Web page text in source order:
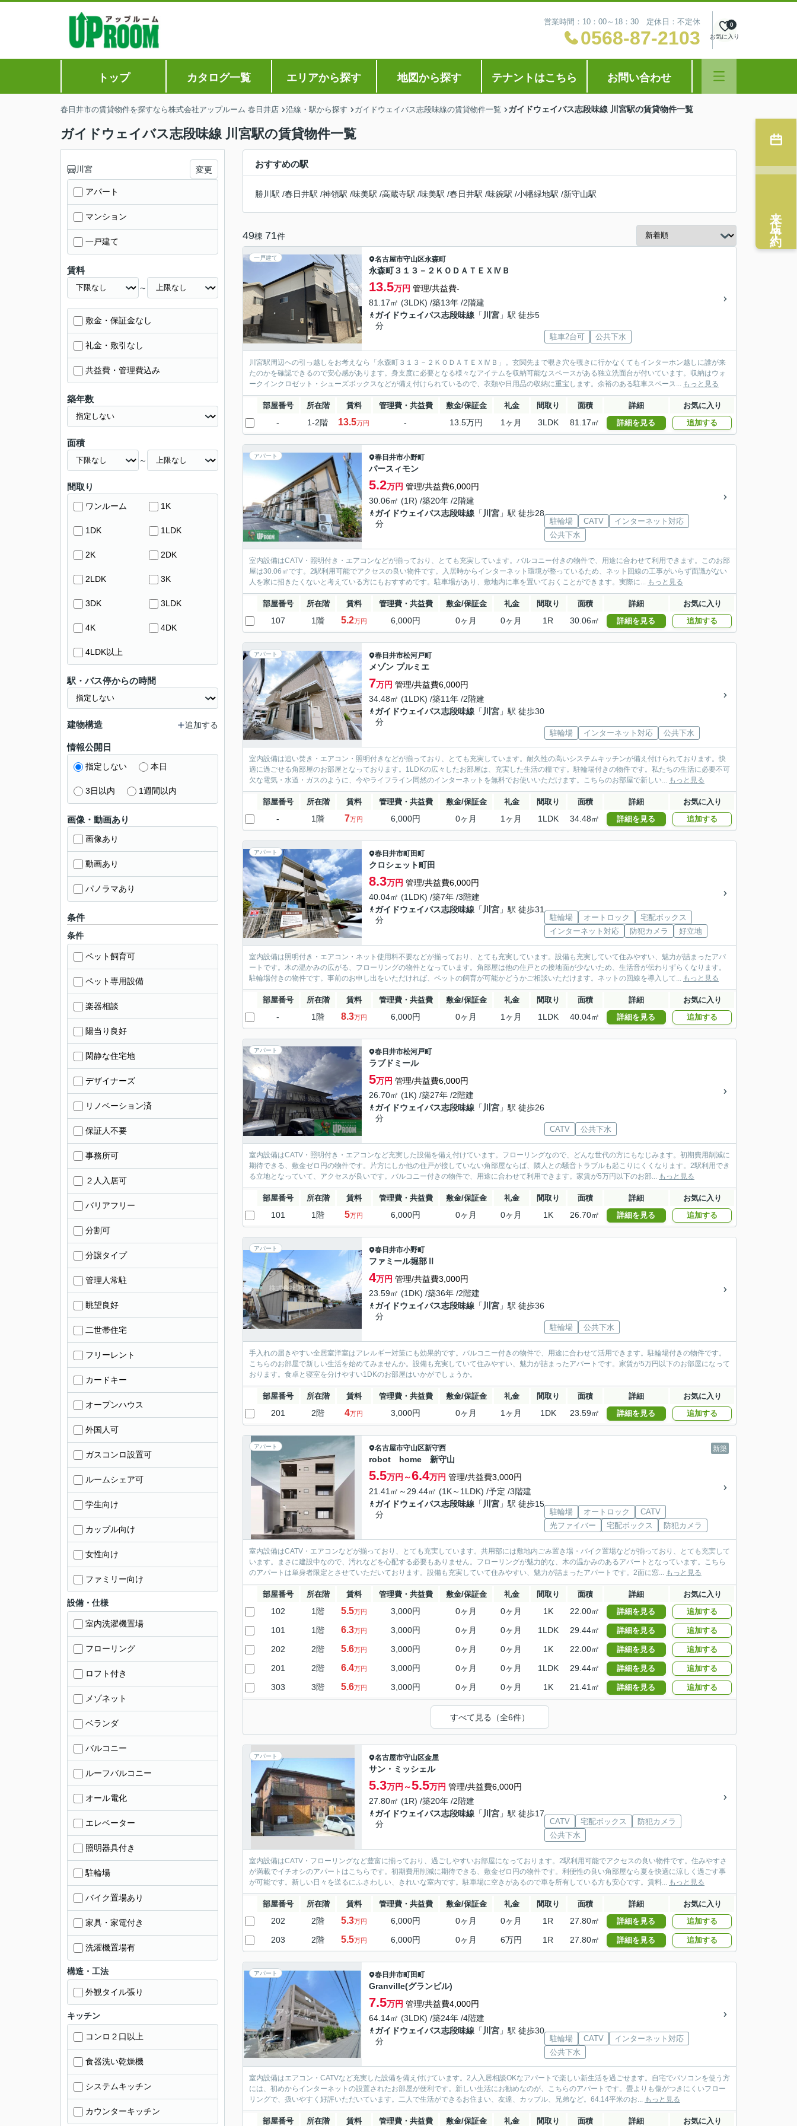
営業時間：10：00～18：30 定休日：不定休
0568-87-2103 お気に入り
0
トップ カタログ一覧 エリアから探す 地図から探す テナントはこちら お問い合わせ
春日井市の賃貸物件を探すなら株式会社アップルーム 春日井店 沿線・駅から探す ガイドウェイバス志段味線の賃貸物件一覧 ガイドウェイバス志段味線 川宮駅の賃貸物件一覧
ガイドウェイバス志段味線 川宮駅の賃貸物件一覧
おすすめの駅
勝川駅 /春日井駅 /神領駅 /味美駅 /高蔵寺駅 /味美駅 /春日井駅 /味鋺駅 /小幡緑地駅 /新守山駅
49棟 71件
一戸建て 名古屋市守山区永森町
永森町３１３－２ＫＯＤＡＴＥＸⅣＢ
13.5万円 管理/共益費-
81.17㎡ (3LDK) /築13年 /2階建
ガイドウェイバス志段味線 「 川宮 」駅 徒歩5
分
駐車2台可 公共下水
川宮駅周辺への引っ越しをお考えなら「永森町３１３－２ＫＯＤＡＴＥＸⅣＢ」。玄関先まで覗き穴を覗きに行かなくてもインターホン越しに誰が来
たのかを確認できるので安心感があります。身支度に必要となる様々なアイテムを収納可能なスペースがある独立洗面台が付いています。収納はウォ
ークインクロゼット・シューズボックスなどが備え付けられているので、衣類や日用品の収納に重宝します。余裕のある駐車スペース... もっと見る
部屋番号 所在階 賃料 管理費・共益費 敷金/保証金 礼金 間取り 面積 詳細 お気に入り
- 1-2階 13.5万円 - 13.5万円 1ヶ月 3LDK 81.17㎡ 詳細を見る 追加する
アパート 春日井市小野町
パースィモン
5.2万円 管理/共益費6,000円
30.06㎡ (1R) /築20年 /2階建
ガイドウェイバス志段味線 「 川宮 」駅 徒歩28
分
駐輪場 CATV
インターネット対応
公共下水
室内設備はCATV・照明付き・エアコンなどが揃っており、とても充実しています。バルコニー付きの物件で、用途に合わせて利用できます。このお部
屋は30.06㎡です。2駅利用可能でアクセスの良い物件です。入居時からインターネット環境が整っているため、ネット回線の工事がいらず面識がない
人を家に招きたくないと考えている方にもおすすめです。駐車場があり、敷地内に車を置いておくことができます。実際に... もっと見る
部屋番号 所在階 賃料 管理費・共益費 敷金/保証金 礼金 間取り 面積 詳細 お気に入り
107 1階 5.2万円 6,000円 0ヶ月 0ヶ月 1R 30.06㎡ 詳細を見る 追加する
アパート 春日井市松河戸町
メゾン プルミエ
7万円 管理/共益費6,000円
34.48㎡ (1LDK) /築11年 /2階建
ガイドウェイバス志段味線 「 川宮 」駅 徒歩30
分
駐輪場 インターネット対応 公共下水
室内設備は追い焚き・エアコン・照明付きなどが揃っており、とても充実しています。耐久性の高いシステムキッチンが備え付けられております。快
適に過ごせる角部屋のお部屋となっております。1LDKの広々したお部屋は、充実した生活の糧です。駐輪場付きの物件です。私たちの生活に必要不可
欠な電気・水道・ガスのように、今やライフライン同然のインターネットを無料でお使いいただけます。こちらのお部屋で新しい... もっと見る
部屋番号 所在階 賃料 管理費・共益費 敷金/保証金 礼金 間取り 面積 詳細 お気に入り
- 1階 7万円 6,000円 0ヶ月 1ヶ月 1LDK 34.48㎡ 詳細を見る 追加する
アパート 春日井市町田町
クロシェット町田
8.3万円 管理/共益費6,000円
40.04㎡ (1LDK) /築7年 /3階建
ガイドウェイバス志段味線 「 川宮 」駅 徒歩31
分
駐輪場 オートロック
宅配ボックス
インターネット対応
防犯カメラ 好立地
室内設備は照明付き・エアコン・ネット使用料不要などが揃っており、とても充実しています。設備も充実していて住みやすい、魅力が詰まったアパ
ートです。木の温かみの広がる、フローリングの物件となっています。角部屋は他の住戸との接地面が少ないため、生活音が伝わりずらくなります。
駐輪場付きの物件です。事前のお申し出をいただければ、ペットの飼育が可能かどうかご相談いただけます。ネットの回線を導入して... もっと見る
部屋番号 所在階 賃料 管理費・共益費 敷金/保証金 礼金 間取り 面積 詳細 お気に入り
- 1階 8.3万円 6,000円 0ヶ月 1ヶ月 1LDK 40.04㎡ 詳細を見る 追加する
アパート 春日井市松河戸町
ラブドミール
5万円 管理/共益費6,000円
26.70㎡ (1K) /築27年 /2階建
ガイドウェイバス志段味線 「 川宮 」駅 徒歩26
分
CATV 公共下水
室内設備はCATV・照明付き・エアコンなど充実した設備を備え付けています。フローリングなので、どんな世代の方にもなじみます。初期費用削減に
期待できる、敷金ゼロ円の物件です。片方にしか他の住戸が接していない角部屋ならば、隣人との騒音トラブルも起こりにくくなります。2駅利用でき
る立地となっていて、アクセスが良いです。バルコニー付きの物件で、用途に合わせて利用できます。家賃が5万円以下のお部... もっと見る
部屋番号 所在階 賃料 管理費・共益費 敷金/保証金 礼金 間取り 面積 詳細 お気に入り
101 1階 5万円 6,000円 0ヶ月 0ヶ月 1K 26.70㎡ 詳細を見る 追加する
アパート 春日井市小野町
ファミール堀部Ⅱ
4万円 管理/共益費3,000円
23.59㎡ (1DK) /築36年 /2階建
ガイドウェイバス志段味線 「 川宮 」駅 徒歩36
分
駐輪場 公共下水
手入れの届きやすい全居室洋室はアレルギー対策にも効果的です。バルコニー付きの物件で、用途に合わせて活用できます。駐輪場付きの物件です。
こちらのお部屋で新しい生活を始めてみませんか。設備も充実していて住みやすい、魅力が詰まったアパートです。家賃が5万円以下のお部屋になって
おります。食卓と寝室を分けやすい1DKのお部屋はいかがでしょうか。
部屋番号 所在階 賃料 管理費・共益費 敷金/保証金 礼金 間取り 面積 詳細 お気に入り
201 2階 4万円 3,000円 0ヶ月 1ヶ月 1DK 23.59㎡ 詳細を見る 追加する
アパート 新築
名古屋市守山区新守西
robot home 新守山
5.5万円～6.4万円 管理/共益費3,000円
21.41㎡～29.44㎡ (1K～1LDK) /予定 /3階建
ガイドウェイバス志段味線 「 川宮 」駅 徒歩15
分
駐輪場 オートロック
CATV
光ファイバー
宅配ボックス 防犯カメラ
室内設備はCATV・エアコンなどが揃っており、とても充実しています。共用部には敷地内ごみ置き場・バイク置場などが揃っており、とても充実して
います。まさに建設中なので、汚れなどを心配する必要もありません。フローリングが魅力的な、木の温かみのあるアパートとなっています。こちら
のアパートは単身者限定とさせていただいております。設備も充実していて住みやすい、魅力が詰まったアパートです。2面に窓... もっと見る
部屋番号 所在階 賃料 管理費・共益費 敷金/保証金 礼金 間取り 面積 詳細 お気に入り
102 1階 5.5万円 3,000円 0ヶ月 0ヶ月 1K 22.00㎡ 詳細を見る 追加する
101 1階 6.3万円 3,000円 0ヶ月 0ヶ月 1LDK 29.44㎡ 詳細を見る 追加する
202 2階 5.6万円 3,000円 0ヶ月 0ヶ月 1K 22.00㎡ 詳細を見る 追加する
201 2階 6.4万円 3,000円 0ヶ月 0ヶ月 1LDK 29.44㎡ 詳細を見る 追加する
303 3階 5.6万円 3,000円 0ヶ月 0ヶ月 1K 21.41㎡ 詳細を見る 追加する
すべて見る（全6件）
アパート 名古屋市守山区金屋
サン・ミッシェル
5.3万円～5.5万円 管理/共益費6,000円
27.80㎡ (1R) /築20年 /2階建
ガイドウェイバス志段味線 「 川宮 」駅 徒歩17
分
CATV 宅配ボックス
防犯カメラ
公共下水
室内設備はCATV・フローリングなど豊富に揃っており、過ごしやすいお部屋になっております。2駅利用可能でアクセスの良い物件です。住みやすさ
が満載でイチオシのアパートはこちらです。初期費用削減に期待できる、敷金ゼロ円の物件です。利便性の良い角部屋なら夏を快適に涼しく過ごす事
が可能です。新しい日々を送るにふさわしい、きれいな室内です。駐車場に空きがあるので車を所有している方も安心です。賃料... もっと見る
部屋番号 所在階 賃料 管理費・共益費 敷金/保証金 礼金 間取り 面積 詳細 お気に入り
202 2階 5.3万円 6,000円 0ヶ月 0ヶ月 1R 27.80㎡ 詳細を見る 追加する
203 2階 5.5万円 6,000円 0ヶ月 6万円 1R 27.80㎡ 詳細を見る 追加する
アパート 春日井市町田町
Granville(グランビル)
7.5万円 管理/共益費4,000円
64.14㎡ (3LDK) /築24年 /4階建
ガイドウェイバス志段味線 「 川宮 」駅 徒歩30
分
駐輪場 CATV
インターネット対応
公共下水
室内設備はエアコン・CATVなど充実した設備を備え付けています。2人入居相談OKなアパートで楽しい新生活を過ごせます。自宅でパソコンを使う方
には、初めからインターネットの設置されたお部屋が便利です。新しい生活にお勧めなのが、こちらのアパートです。畳よりも傷がつきにくいフロー
リングで、扱いやすく好評いただいています。二人で生活ができるお住まい、友達、カップル、兄弟など。64.14平米のお... もっと見る
部屋番号 所在階 賃料 管理費・共益費 敷金/保証金 礼金 間取り 面積 詳細 お気に入り
川宮 変更
アパート
マンション
一戸建て
賃料
～
敷金・保証金なし
礼金・敷引なし
共益費・管理費込み
築年数
面積
～
間取り
ワンルーム 1K
1DK 1LDK
2K 2DK
2LDK 3K
3DK 3LDK
4K 4DK
4LDK以上
駅・バス停からの時間
建物構造 追加する
情報公開日
指定しない 本日
3日以内 1週間以内
画像・動画あり
画像あり
動画あり
パノラマあり
条件
条件
ペット飼育可
ペット専用設備
楽器相談
陽当り良好
閑静な住宅地
デザイナーズ
リノベーション済
保証人不要
事務所可
２人入居可
バリアフリー
分割可
分譲タイプ
管理人常駐
眺望良好
二世帯住宅
フリーレント
カードキー
オープンハウス
外国人可
ガスコンロ設置可
ルームシェア可
学生向け
カップル向け
女性向け
ファミリー向け
設備・仕様
室内洗濯機置場
フローリング
ロフト付き
メゾネット
ベランダ
バルコニー
ルーフバルコニー
オール電化
エレベーター
照明器具付き
駐輪場
バイク置場あり
家具・家電付き
洗濯機置場有
構造・工法
外観タイル張り
キッチン
コンロ２口以上
食器洗い乾燥機
システムキッチン
カウンターキッチン
来店予約